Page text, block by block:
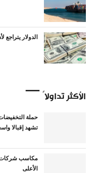
الدولار يتراجع
الأكثر تداولاً
حملة
تشهد إقبالا
مكاسب شركات
الأعلى